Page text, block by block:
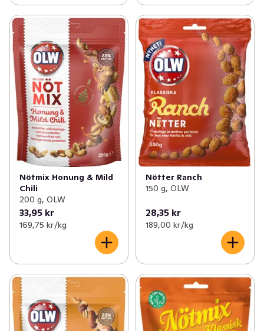
Nötmix Honung & Mild
Chili
200 g, OLW
33,95 kr
169,75 kr /kg
Nötter Ranch
150 g, OLW
28,35 kr
189,00 kr /kg